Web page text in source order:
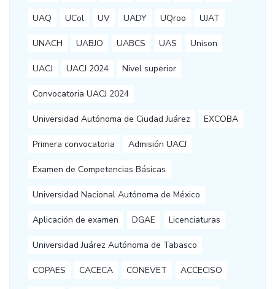
UAQ UCol UV UADY UQroo UJAT
UNACH UABJO UABCS UAS Unison
UACJ UACJ 2024 Nivel superior
Convocatoria UACJ 2024
Universidad Autónoma de Ciudad Juárez EXCOBA
Primera convocatoria Admisión UACJ
Examen de Competencias Básicas
Universidad Nacional Autónoma de México
Aplicación de examen DGAE Licenciaturas
Universidad Juárez Autónoma de Tabasco
COPAES CACECA CONEVET ACCECISO